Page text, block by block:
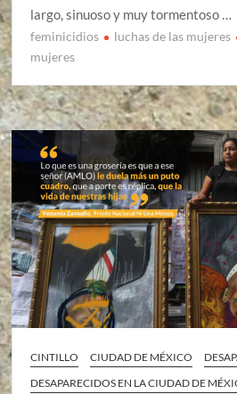
largo, sinuoso y muy tormentoso …
feminicidios luchas de las mujeres
mujeres
CINTILLO CIUDAD DE MÉXICO
DESAPARECIDOS EN LA CIUDAD DE